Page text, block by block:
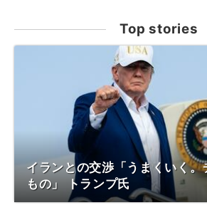
Top stories
イランとの交渉「うまくいく。
もの」 トランプ氏